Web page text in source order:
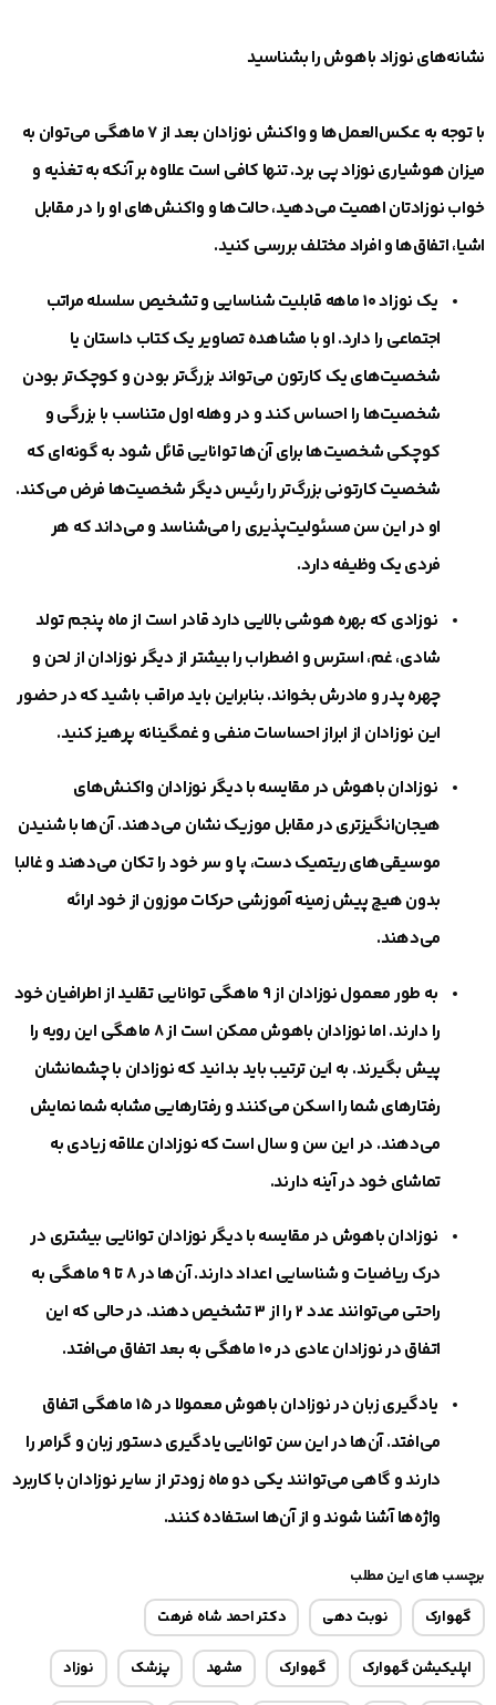
نشانه‌های نوزاد باهوش را بشناسید
با توجه به عکس‌العمل‌ها و واکنش نوزادان بعد از ۷ ماهگی می‌توان به
میزان هوشیاری نوزاد پی برد. تنها کافی است علاوه بر آنکه به تغذیه و
خواب نوزادتان اهمیت می‌دهید، حالت‌ها و واکنش‌های او را در مقابل
اشیا، اتفاق‌ها و افراد مختلف بررسی کنید.
یک نوزاد ۱۰ ماهه‌ قابلیت شناسایی و تشخیص سلسله مراتب
اجتماعی را دارد. او با مشاهده تصاویر یک کتاب داستان یا
شخصیت‌های یک کارتون می‌تواند بزرگ‌تر بودن و کوچک‌تر بودن
شخصیت‌ها را احساس کند و در وهله اول متناسب با بزرگی و
کوچکی شخصیت‌ها برای آن‌ها توانایی قائل شود به گونه‌ای که
شخصیت کارتونی بزرگ‌تر را رئیس دیگر شخصیت‌ها فرض می‌کند.
او در این سن مسئولیت‌پذیری را می‌شناسد و می‌داند که هر
فردی یک وظیفه دارد.
نوزادی که بهره هوشی بالایی دارد قادر است از ماه پنجم تولد
شادی، غم، استرس و اضطراب را بیشتر از دیگر نوزادان از لحن و
چهره پدر و مادرش بخواند. بنابراین باید مراقب باشید که در حضور
این نوزادان از ابراز احساسات‌ منفی و غمگینانه پرهیز کنید.
نوزادان باهوش در مقایسه با دیگر نوزادان واکنش‌های
هیجان‌انگیزتری در مقابل موزیک نشان می‌دهند. آن‌ها با شنیدن
موسیقی‌های ریتمیک دست، پا و سر خود را تکان می‌دهند و غالبا
بدون هیچ پیش زمینه آموزشی حرکات موزون از خود ارائه
می‌دهند.
به طور معمول نوزادان از ۹ ماهگی توانایی تقلید از اطرافیان خود
را دارند. اما نوزادان باهوش ممکن است از ۸ ماهگی این رویه را
پیش بگیرند. به این ترتیب باید بدانید که نوزادان با چشمانشان
رفتارهای شما را اسکن می‌کنند و رفتارهایی مشابه شما نمایش
می‌دهند. در این سن و سال است که نوزادان علاقه زیادی به
تماشای خود در آینه دارند.
نوزادان باهوش در مقایسه با دیگر نوزادان توانایی بیشتری در
درک ریاضیات و شناسایی اعداد دارند. آن‌ها در ۸ تا ۹ ماهگی به
راحتی می‌توانند عدد ۲ را از ۳ تشخیص دهند. در حالی که این
اتفاق در نوزادان عادی در ۱۰ ماهگی به بعد اتفاق می‌افتد.
یادگیری زبان در نوزادان باهوش معمولا در ۱۵ ماهگی اتفاق
می‌افتد. آن‌ها در این سن توانایی یادگیری دستور زبان و گرامر را
دارند و گاهی می‌توانند یکی دو ماه زود‌تر از سایر نوزادان با کاربرد
واژه‌ها آشنا شوند و از آن‌ها استفاده کنند.
برچسب های این مطلب
گهوارک
نوبت دهی دکتر احمد شاه فرهت
اپلیکیشن گهوارک گهوارک مشهد پزشک نوزاد